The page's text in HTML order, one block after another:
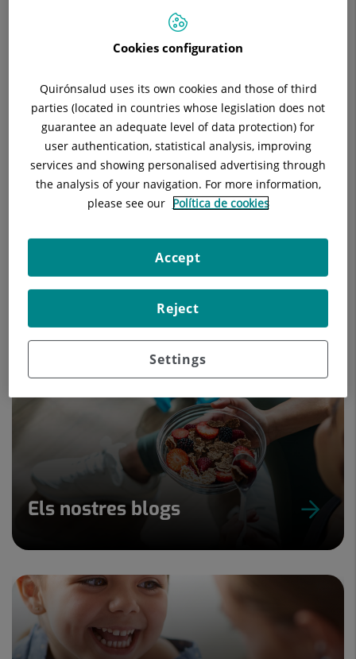
Departament Ap. Locomotor
93 565 60 00
Descripció Equip Mèdic Techniques i
En Area de Consultes Externes : Recepció , 4 despatxos de
visites , sala de reunions , Gabinet d' Ecografia i Gabinet de
Densitòmetre . Area de laboratori i microscop per examen
del líquid sinovial .
Els nostres blogs
Cookies configuration
Quirónsalud uses its own cookies and those of third
parties (located in countries whose legislation does not
guarantee an adequate level of data protection) for
user authentication, statistical analysis, improving
services and showing personalised advertising through
the analysis of your navigation. For more information,
please see our Política de cookies
Settings
Reject
Accept